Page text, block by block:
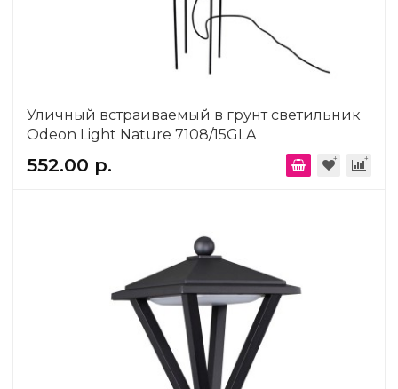
Уличный встраиваемый в грунт светильник
Odeon Light Nature 7108/15GLA
552.00 р.